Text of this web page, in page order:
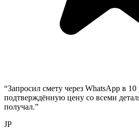
“Запросил смету через WhatsApp в
подтверждённую цену со всеми
получал.”
JP